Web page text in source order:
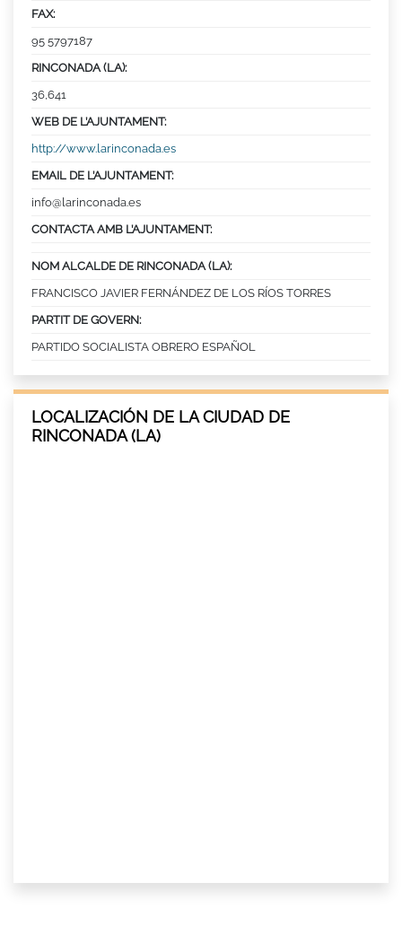
FAX:
95 5797187
RINCONADA (LA):
36,641
WEB DE L’AJUNTAMENT:
http://www.larinconada.es
EMAIL DE L’AJUNTAMENT:
info@larinconada.es
CONTACTA AMB L’AJUNTAMENT:
NOM ALCALDE DE RINCONADA (LA):
FRANCISCO JAVIER FERNÁNDEZ DE LOS RÍOS TORRES
PARTIT DE GOVERN:
PARTIDO SOCIALISTA OBRERO ESPAÑOL
LOCALIZACIÓN DE LA CIUDAD DE
RINCONADA (LA)